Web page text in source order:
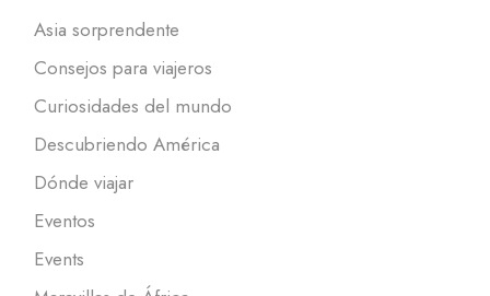
Asia sorprendente
Consejos para viajeros
Curiosidades del mundo
Descubriendo América
Dónde viajar
Eventos
Events